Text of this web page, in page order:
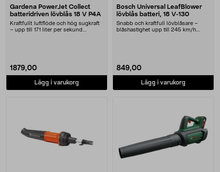
Gardena PowerJet Collect
batteridriven lövblås 18 V P4A
Kraftfullt luftflöde och hög sugkraft
– upp till 171 liter per sekund.
1879,00
Lägg i varukorg
Bosch Universal LeafBlower
lövblås batteri, 18 V-130
Snabb och kraftfull lövblåsare –
blåshastighet upp till 245 km/h.
849,00
Lägg i varukorg